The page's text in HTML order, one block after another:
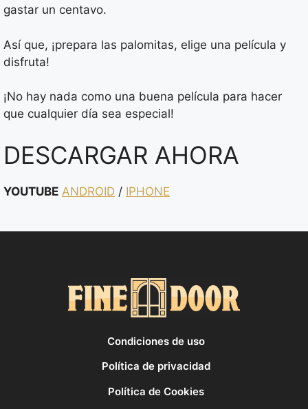
gastar un centavo.
Así que, ¡prepara las palomitas, elige una película y
disfruta!
¡No hay nada como una buena película para hacer
que cualquier día sea especial!
DESCARGAR AHORA
YOUTUBE ANDROID / IPHONE
Condiciones de uso
Política de privacidad
Política de Cookies